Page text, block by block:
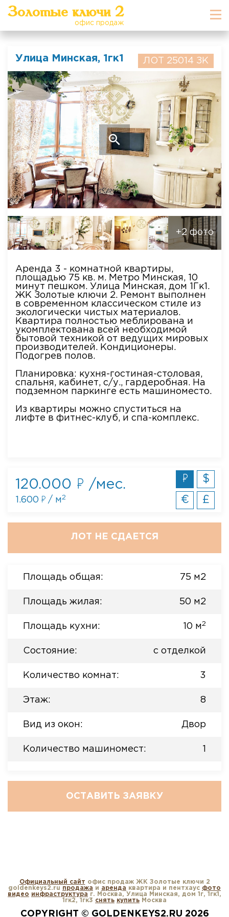
Золотые ключи 2
офис продаж
ЛОТ 25014 ЗК
Улица Минская, 1гк1
zoom_in
+2 фото
Аренда 3 - комнатной квартиры,
площадью 75 кв. м. Метро Минская, 10
минут пешком. Улица Минская, дом 1Гк1.
ЖК Золотые ключи 2. Ремонт выполнен
в современном классическом стиле из
экологически чистых материалов.
Квартира полностью меблирована и
укомплектована всей необходимой
бытовой техникой от ведущих мировых
производителей. Кондиционеры.
Подогрев полов.
Планировка: кухня-гостиная-столовая,
спальня, кабинет, с/у., гардеробная. На
подземном паркинге есть машиноместо.
Из квартиры можно спуститься на
лифте в фитнес-клуб, и спа-комплекс.
$
£
€
120.000 /мес.
1.600 / м2
ЛОТ НЕ СДАЕТСЯ
Площадь общая: 75 м2
Площадь жилая: 50 м2
Площадь кухни: 10 м2
Состояние: с отделкой
Количество комнат: 3
Этаж: 8
Вид из окон: Двор
Количество машиномест: 1
ОСТАВИТЬ ЗАЯВКУ
Официальный сайт офис продаж ЖК Золотые ключи 2
goldenkeys2.ru
продажа и аренда квартира и пентхаус фото
видео
инфраструктура г. Москва, Улица Минская, дом 1г, 1гк1,
1гк2, 1гк3 снять купить Москва
COPYRIGHT © GOLDENKEYS2.RU 2026